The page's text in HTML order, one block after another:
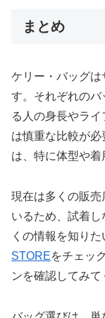
まとめ
ケリー・バッグは
す。それぞれの
る人の身長やラ
は慎重な比較が
は、特に体型や着
現在は多くの販売
いるため、試着
くの情報を知り
STOREをチェッ
ンを確認してみて